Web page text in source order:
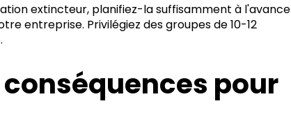
extincteur, planifiez-la suffisamment à l'avance
entreprise. Privilégiez des groupes de 10-12
pour